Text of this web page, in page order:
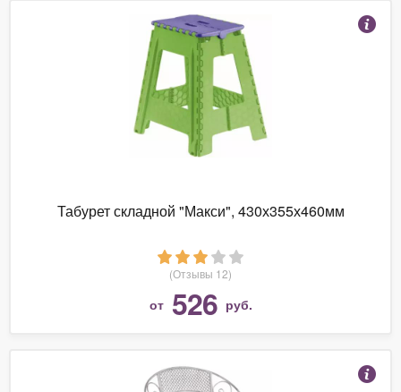
Табурет складной "Макси", 430х355х460мм
(Отзывы 12)
от 526 руб.